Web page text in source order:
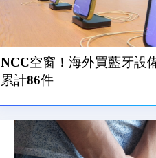
NCC空窗！海外買藍牙設
累計86件